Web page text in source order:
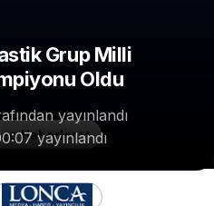
Haberler
Grup Milli
Oldu
yayınlandı
yayınlandı